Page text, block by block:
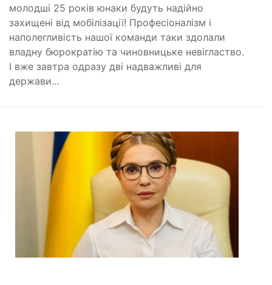
молодші 25 років юнаки будуть надійно
захищені від мобілізації! Професіоналізм і
наполегливість нашої команди таки здолали
владну бюрократію та чиновницьке невігластво.
І вже завтра одразу дві надважливі для
держави...